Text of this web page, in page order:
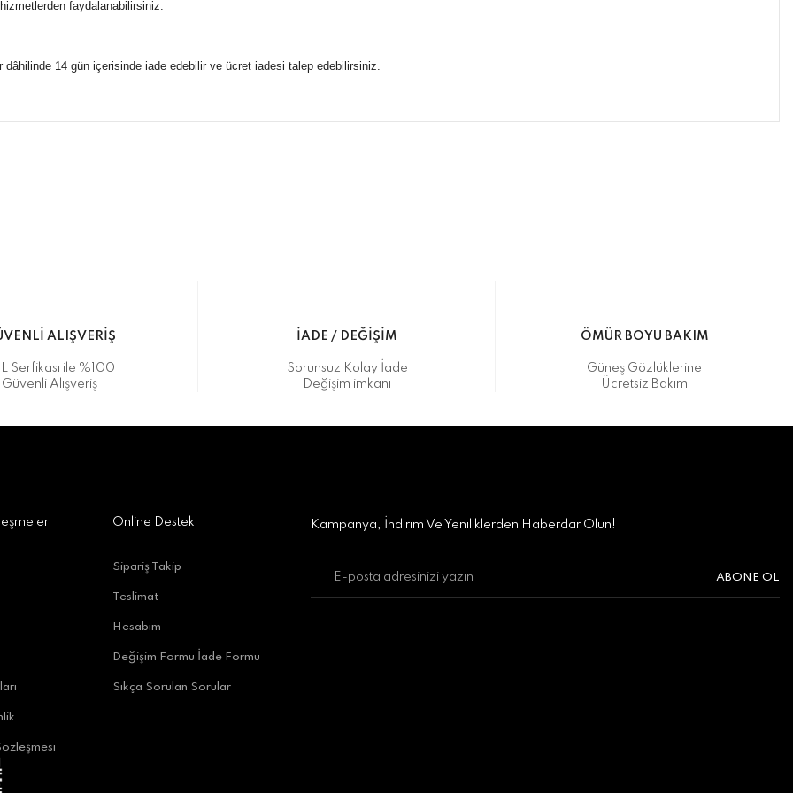
faydalanabilirsiniz.
dâhilinde 14 gün içerisinde iade edebilir ve ücret iadesi talep edebilirsiniz.
Antalya
ALIŞVERİŞ
Serfikası ile %100
Güvenli Alışveriş
İADE / DEĞİŞİM
Sorunsuz Kolay İade
Değişim imkanı
ÖMÜR BOYU BAKIM
Güneş Gözlüklerine
Ücretsiz Bakım
Online Destek
Sipariş Takip
Teslimat
Hesabım
Değişim Formu İade Formu
Sıkça Sorulan Sorular
Kampanya, İndirim Ve Yeniliklerden Haberdar Olun!
ABONE OL